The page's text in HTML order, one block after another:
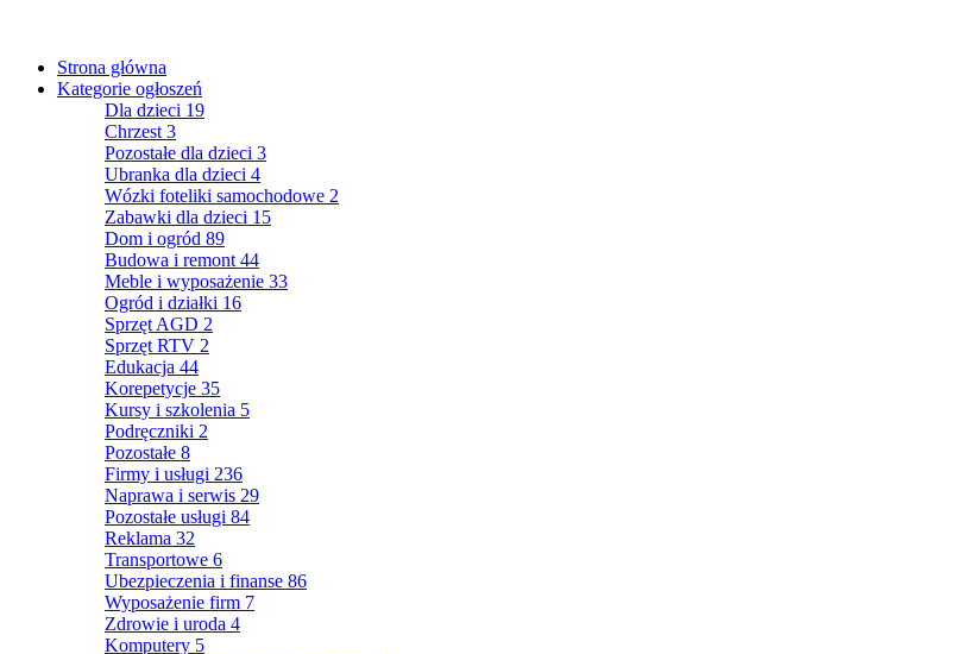
Strona główna
Kategorie ogłoszeń
Dla dzieci 19
Chrzest 3
Pozostałe dla dzieci 3
Ubranka dla dzieci 4
Wózki foteliki samochodowe 2
Zabawki dla dzieci 15
Dom i ogród 89
Budowa i remont 44
Meble i wyposażenie 33
Ogród i działki 16
Sprzęt AGD 2
Sprzęt RTV 2
Edukacja 44
Korepetycje 35
Kursy i szkolenia 5
Podręczniki 2
Pozostałe 8
Firmy i usługi 236
Naprawa i serwis 29
Pozostałe usługi 84
Reklama 32
Transportowe 6
Ubezpieczenia i finanse 86
Wyposażenie firm 7
Zdrowie i uroda 4
Komputery 5